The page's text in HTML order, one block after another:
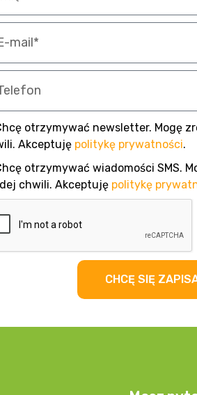
otrzymywać newsletter. Mogę
Akceptuję politykę prywatności.
otrzymywać wiadomości SMS.
chwili. Akceptuję politykę
CHCĘ SIĘ